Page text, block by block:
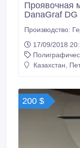
Проявочная
DanaGraf DG
Производство:
17/09/2018
Казахстан,
200 $